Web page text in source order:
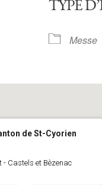
TYPE
Messe
de St-Cyorien
- Castels et Bèzenac